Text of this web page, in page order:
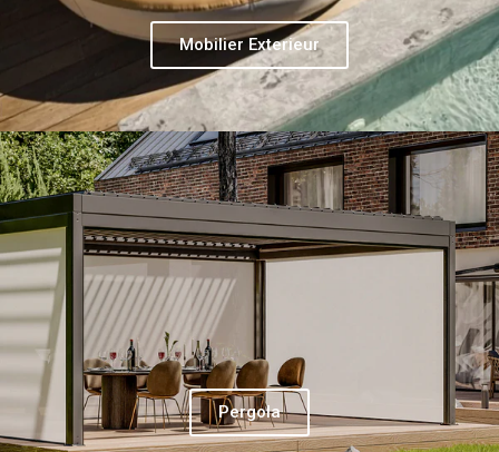
Mobilier Exterieur
Pergola